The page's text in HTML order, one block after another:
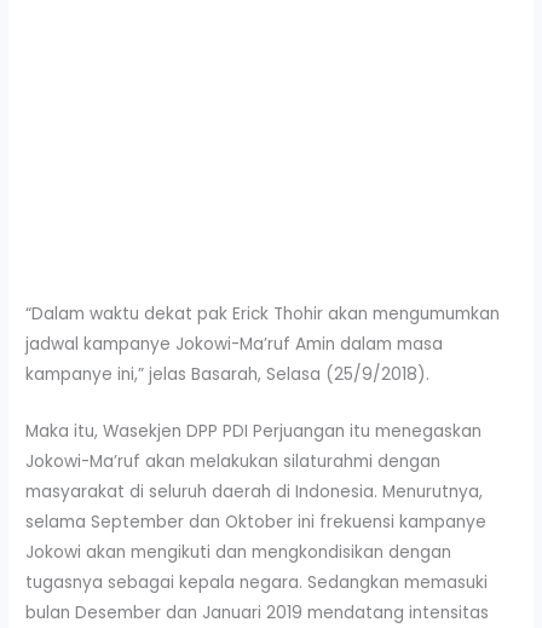
“Dalam waktu dekat pak Erick Thohir akan mengumumkan
jadwal kampanye Jokowi-Ma’ruf Amin dalam masa
kampanye ini,” jelas Basarah, Selasa (25/9/2018).
Maka itu, Wasekjen DPP PDI Perjuangan itu menegaskan
Jokowi-Ma’ruf akan melakukan silaturahmi dengan
masyarakat di seluruh daerah di Indonesia. Menurutnya,
selama September dan Oktober ini frekuensi kampanye
Jokowi akan mengikuti dan mengkondisikan dengan
tugasnya sebagai kepala negara. Sedangkan memasuki
bulan Desember dan Januari 2019 mendatang intensitas